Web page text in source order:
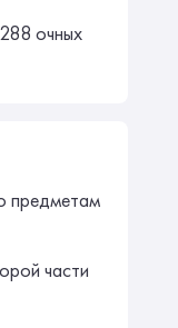
очных
предметам
части